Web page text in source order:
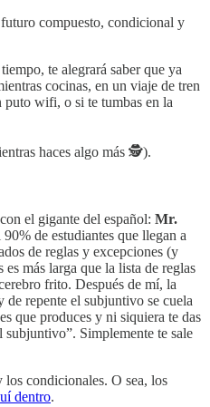
compuesto, condicional y
te alegrará saber que ya
cocinas, en un viaje de tren
puto wifi, o si te tumbas en la
haces algo más 🕵️).
el gigante del español: Mr.
de estudiantes que llegan a
de reglas y excepciones (y
más larga que la lista de reglas
frito. Después de mí, la
repente el subjuntivo se cuela
que produces y ni siquiera te das
subjuntivo”. Simplemente te sale
condicionales. O sea, los
dentro.